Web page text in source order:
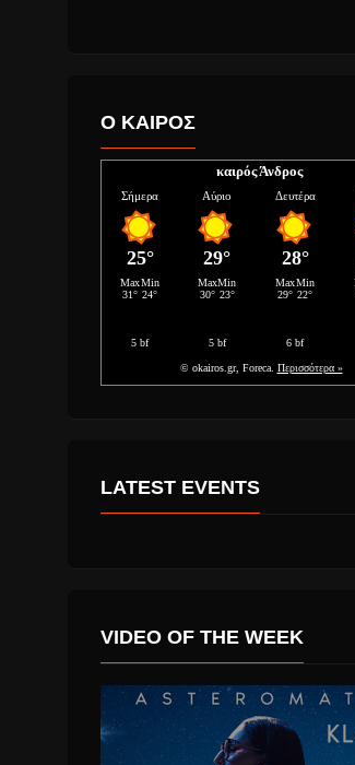
Ο ΚΑΙΡΟΣ
καιρός Άνδρος
LATEST EVENTS
VIDEO OF THE WEEK